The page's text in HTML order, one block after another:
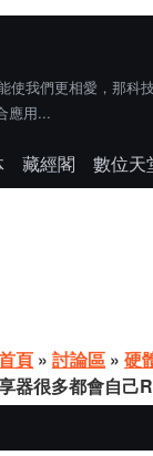
使我們更相愛，那科
應用...
藏經閣
數位天
頁 » 討論區 » 硬
器很多都會自己